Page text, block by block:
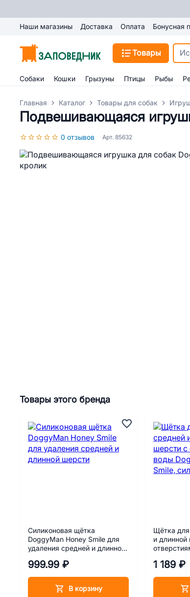
Наши магазины Доставка Оплата Бонусная
Товары
Собаки Кошки Грызуны Птицы Рыбы
Главная Каталог Товары для собак
Подвешивающаяся
0 отзывов Арт. 85632
Товары этого бренда
Силиконовая щётка
DoggyMan Honey Smile для
удаления средней и длинной
999.99 ₽
В корзину
Щётка
и длинной
силикон
1 189 ₽